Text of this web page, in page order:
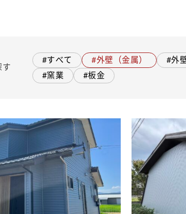
す
#すべて #外壁（金属） #外
#窯業
#板金